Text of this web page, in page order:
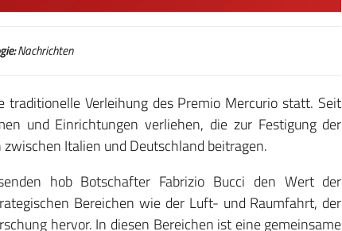
Nachrichten
Verleihung des Premio Mercurio statt. Seit
und Einrichtungen verliehen, die zur Festigung der
Italien und Deutschland beitragen.
hob Botschafter Fabrizio Bucci den Wert der
Bereichen wie der Luft- und Raumfahrt, der
hervor. In diesen Bereichen ist eine gemeinsame